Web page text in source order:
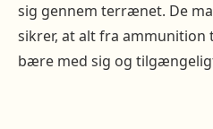
sig gennem terrænet. De
sikrer, at alt fra
bære med sig og